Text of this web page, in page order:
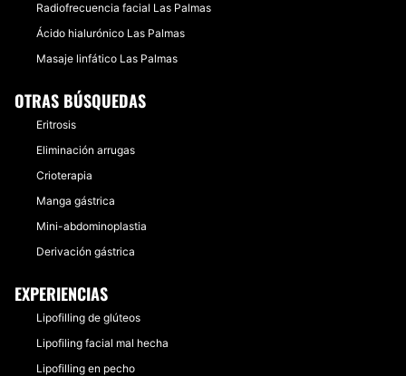
Radiofrecuencia facial Las Palmas
Ácido hialurónico Las Palmas
Masaje linfático Las Palmas
OTRAS BÚSQUEDAS
Eritrosis
Eliminación arrugas
Crioterapia
Manga gástrica
Mini-abdominoplastia
Derivación gástrica
EXPERIENCIAS
Lipofilling de glúteos
Lipofiling facial mal hecha
Lipofilling en pecho